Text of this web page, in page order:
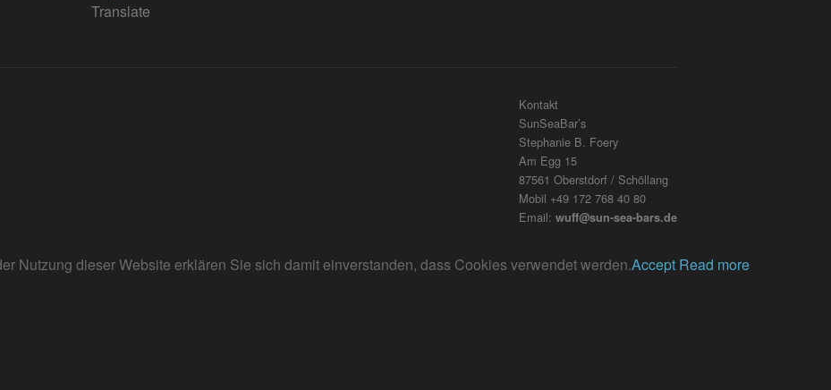
Translate
Kontakt
SunSeaBar’s
Stephanie B. Foery
Am Egg 15
87561 Oberstdorf / Schöllang
Mobil +49 172 768 40 80
Email: wuff@sun-sea-bars.de
Nutzung dieser Website erklären Sie sich damit einverstanden, dass Cookies verwendet werden.Accept Read more